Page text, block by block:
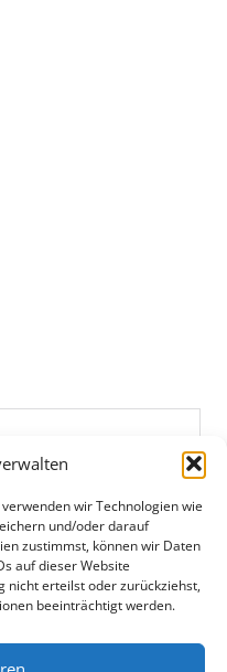
wir Technologien wie
und/oder darauf
zustimmst, können wir Daten
auf dieser Website
nicht erteilst oder zurückziehst,
beeinträchtigt werden.